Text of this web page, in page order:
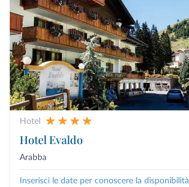
Hotel
Hotel Evaldo
Arabba
Inserisci le date per conoscere la disponibilità